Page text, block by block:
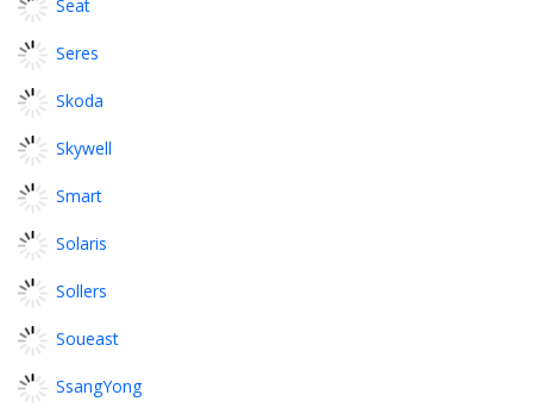
Seat
Seres
Skoda
Skywell
Smart
Solaris
Sollers
Soueast
SsangYong